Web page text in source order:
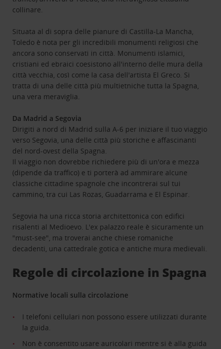
collinare.
Situata al di sopra delle pianure di Castilla-La Mancha,
Toledo è nota per gli incredibili monumenti religiosi che
ancora sono conservati in città. Monumenti islamici,
cristiani ed ebraici coesistono all'interno delle mura della
città vecchia, così come la casa dell'artista El Greco. Si
tratta di una delle città più multietniche tutta la Spagna,
una vera meraviglia.
Da Madrid a Segovia
Dirigiti a nord di Madrid sulla A-6 per iniziare il tuo viaggio
verso Segovia, una delle città più storiche e affascinanti
del nord-ovest della Spagna.
Il viaggio non dovrebbe richiedere più di un'ora e mezza
(dipende da traffico) e ti porterà ad ammirare alcune
classiche cittadine spagnole che incontrerai sul tui
cammino, tra cui Las Rozas, Guadarrama e El Espinar.
Segovia ha una ricca storia architettonica con edifici
risalenti al Medioevo. L'ex palazzo reale è sicuramente un
"must-see", ma troverai anche chiese romaniche
decadenti, una cattedrale gotica e antiche mura medievali.
Regole di circolazione in Spagna
Normative locali sulla circolazione
I telefoni cellulari non possono essere utilizzati durante
la guida.
Non è consentito usare auricolari mentre si è alla guida